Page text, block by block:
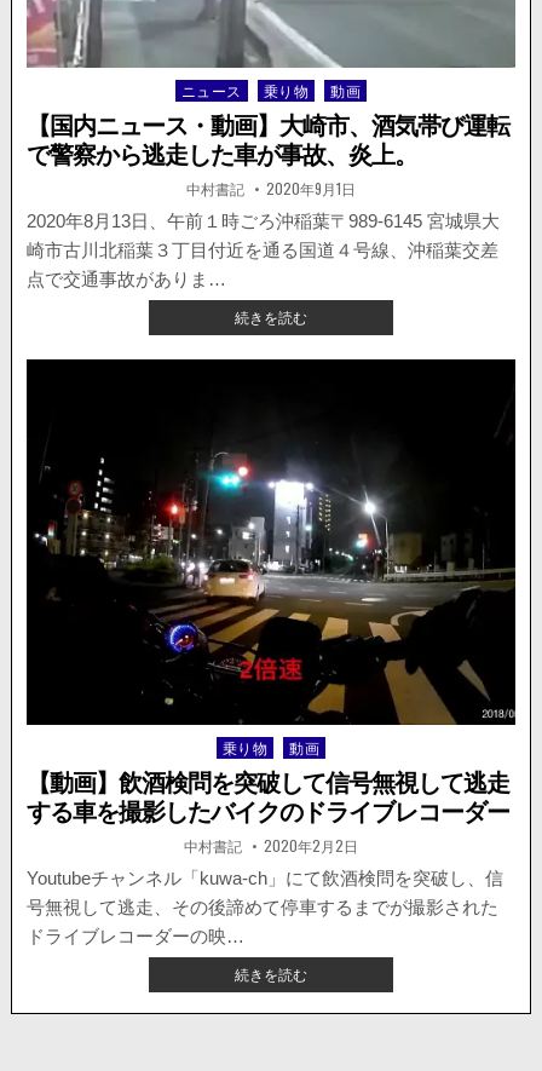
通
る
国
道
2
号
線
で
飲
酒
転
走
る
車
の
ド
ラ
レ
コ
が
公
開。
Posted
in
ニュース 乗り物 動画
【国内ニュース・動画】大崎市、酒気帯び運転
で警察から逃走した車が事故、炎上。
著
者:
中村書記 掲
載
日：
2020年9月1日
2020年8月13日、午前１時ごろ沖稲葉〒989-6145 宮城県大
崎市古川北稲葉３丁目付近を通る国道４号線、沖稲葉交差
点で交通事故がありま…
続きを読む【国
内
ニ
画】
大
崎
市、
酒
気
帯
び
運
転
で
警
察
か
ら
逃
走
し
た
車
事
Posted
in
乗り物 動画
【動画】飲酒検問を突破して信号無視して逃走
する車を撮影したバイクのドライブレコーダー
著
者:
中村書記 掲
日：
2020年2月2日
Youtubeチャンネル「kuwa-ch」にて飲酒検問を突破し、信
号無視して逃走、その後諦めて停車するまでが撮影された
ドライブレコーダーの映…
続きを読む【動
画】
飲